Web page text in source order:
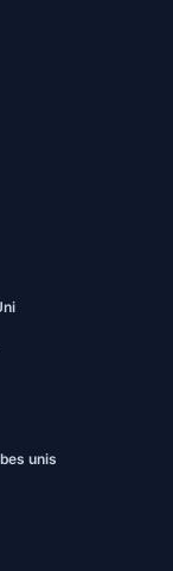
unis